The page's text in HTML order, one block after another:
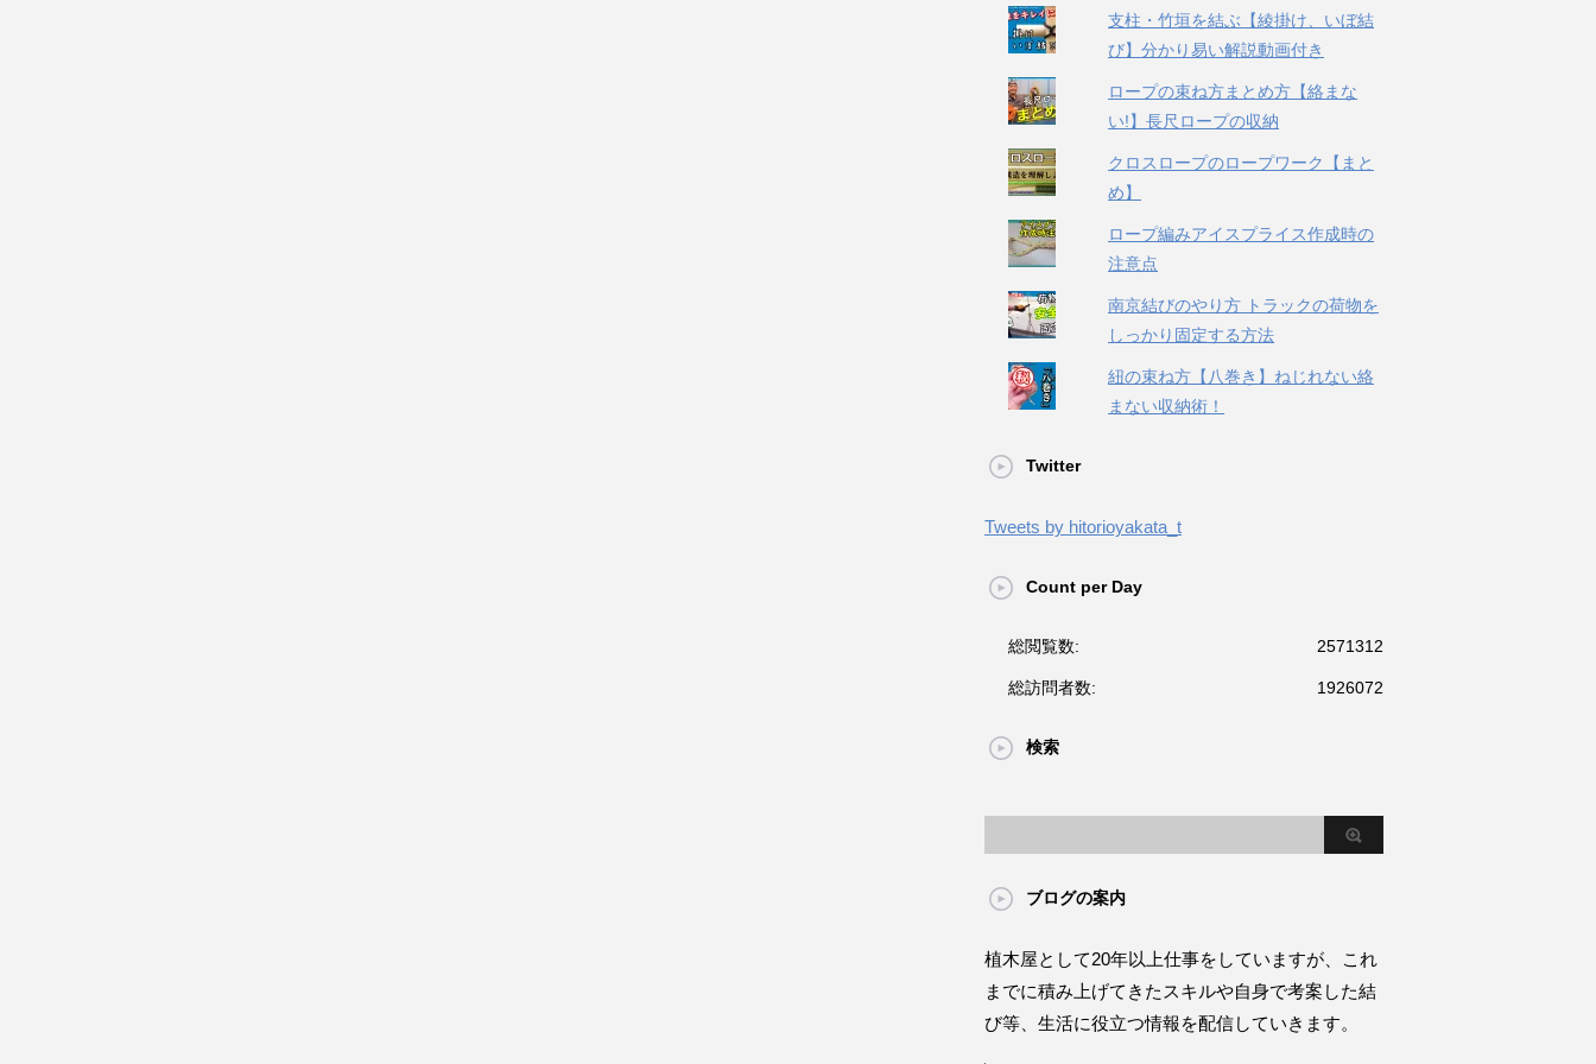
支柱・竹垣を結ぶ【綾掛け、いぼ結
び】分かり易い解説動画付き
ロープの束ね方まとめ方【絡まな
い!】長尺ロープの収納
クロスロープのロープワーク【まと
め】
ロープ編みアイスプライス作成時の
注意点
南京結びのやり方 トラックの荷物を
しっかり固定する方法
紐の束ね方【八巻き】ねじれない絡
まない収納術！
Twitter
Tweets by hitorioyakata_t
Count per Day
2571312
総閲覧数:
1926072
総訪問者数:
検索
ブログの案内
植木屋として20年以上仕事をしていますが、これ
までに積み上げてきたスキルや自身で考案した結
び等、生活に役立つ情報を配信していきます。